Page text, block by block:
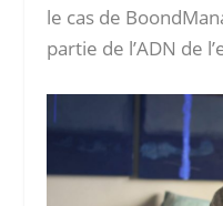
le cas de
partie de l’ADN de